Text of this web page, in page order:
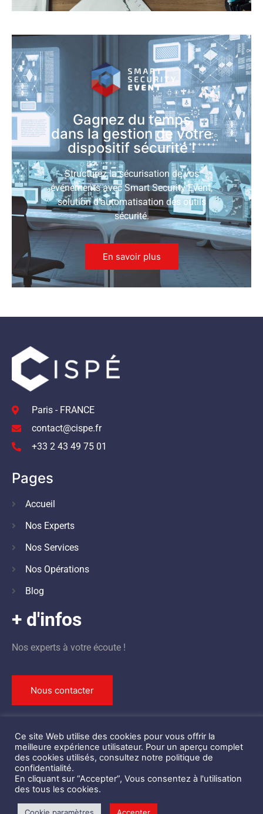
Gagnez du temps
dans la gestion de votre
dispositif sécurité !
Structurez la sécurisation de vos
événements avec Smart Security Event,
solution d’automatisation des outils
sécurité.
En savoir plus
Paris - FRANCE
contact@cispe.fr
+33 2 43 49 75 01
Pages
Accueil
Nos Experts
Nos Services
Nos Opérations
Blog
+ d'infos
Nos experts à votre écoute !
Nous contacter
Design bySTBK ©
Centre d’Ingénierie de la Sécurité Privée des Événements © 2021 –
Mentions Légales
Ce site Web utilise des cookies pour vous offrir la
meilleure expérience utilisateur. Pour un aperçu complet
des cookies utilisés, consultez notre politique de
confidentialité.
En cliquant sur “Accepter”, Vous consentez à l'utilisation
des tous les cookies.